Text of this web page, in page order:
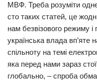
Шоу-біз
#Війна
МВФ. Треба розуміти
сто таких статей, це
нам безвізового режиму
українська влада вп’яте
спільноту на темі
яка перед нами зараз
глобально, – спроба